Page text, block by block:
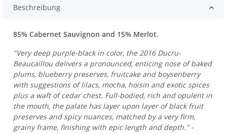
Beschreibung
85% Cabernet Sauvignon and 15% Merlot.
"Very deep purple-black in color, the 2016 Ducru-
Beaucaillou delivers a pronounced, enticing nose of baked
plums, blueberry preserves, fruitcake and boysenberry
with suggestions of lilacs, mocha, hoisin and exotic spices
plus a waft of cedar chest. Full-bodied, rich and opulent in
the mouth, the palate has layer upon layer of black fruit
preserves and spicy nuances, matched by a very firm,
grainy frame, finishing with epic length and depth." -